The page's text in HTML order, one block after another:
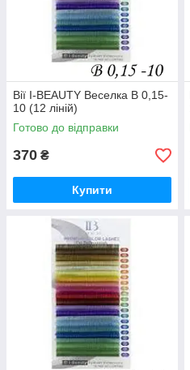
Вії I-BEAUTY Веселка B 0,15-
10 (12 ліній)
Готово до відправки
370 ₴
Купити